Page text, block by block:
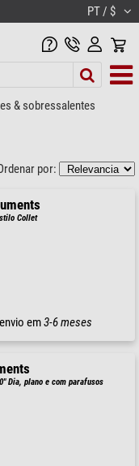
PT / $
& sobressalentes
por:
Collet
em3-6 meses
Dia, plano e com parafusos